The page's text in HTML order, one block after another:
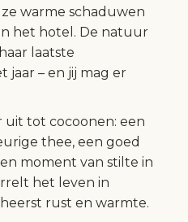
warme schaduwen
het hotel. De natuur
laatste
jaar – en jij mag er
uit tot cocoonen: een
thee, een goed
moment van stilte in
het leven in
rust en warmte.